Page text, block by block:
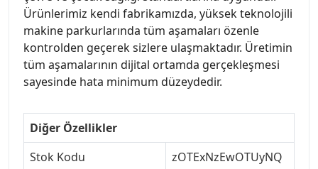
Ürünlerimiz kendi fabrikamızda, yüksek teknolojili
makine parkurlarında tüm aşamaları özenle
kontrolden geçerek sizlere ulaşmaktadır. Üretimin
tüm aşamalarının dijital ortamda gerçekleşmesi
sayesinde hata minimum düzeydedir.
Diğer Özellikler
Stok Kodu
zOTExNzEwOTUyNQ